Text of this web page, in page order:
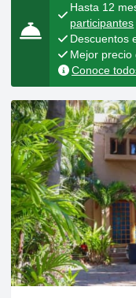
Hasta 12
participantes
Descuentos
Mejor precio
Conoce